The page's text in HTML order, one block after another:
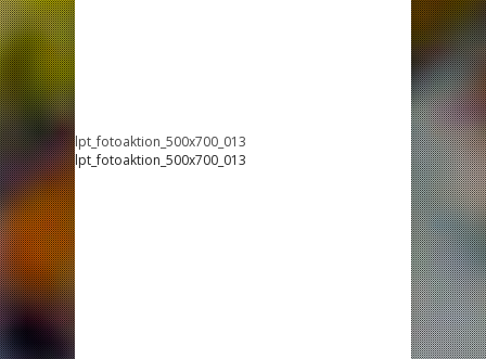
lpt_fotoaktion_500x700_013
lpt_fotoaktion_500x700_013